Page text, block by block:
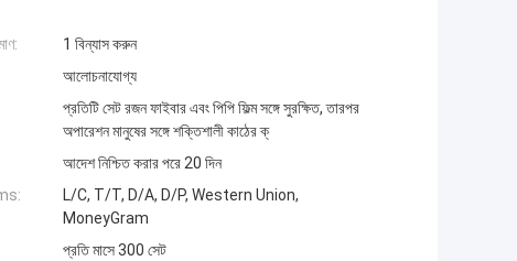
1 বিন্যাস করুন
আলোচনাযোগ্য
প্রতিটি সেট রজন ফাইবার এবং পিপি ফিল্ম সঙ্গে সুরক্ষিত, তারপর
অপারেশন মানুষের সঙ্গে শক্তিশালী কাঠের ক্
আদেশ নিশ্চিত করার পরে 20 দিন
L/C, T/T, D/A, D/P, Western Union,
MoneyGram
প্রতি মাসে 300 সেট